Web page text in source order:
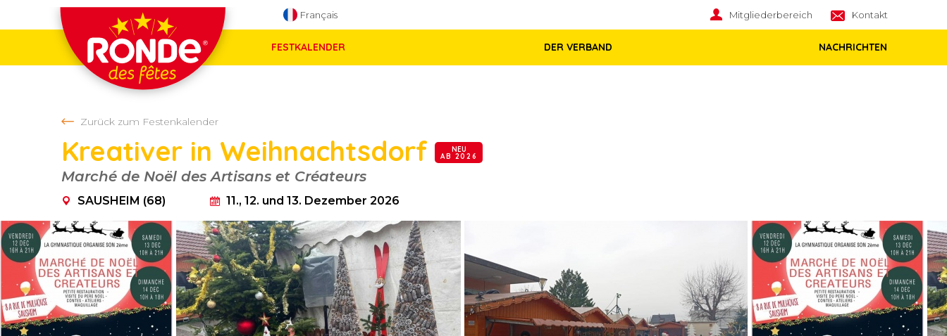
Direkt zur Navigation springen
Direkt zum Inhalt springen
Français Mitgliederbereich Kontakt
FESTKALENDER DER VERBAND NACHRICHTEN
Zurück zum Festenkalender
Kreativer in Weihnachtsdorf
SAUSHEIM (68)
NEU
AB 2026
Marché de Noël des Artisans et Créateurs
SAUSHEIM (68) 11., 12. und 13. Dezember 2026